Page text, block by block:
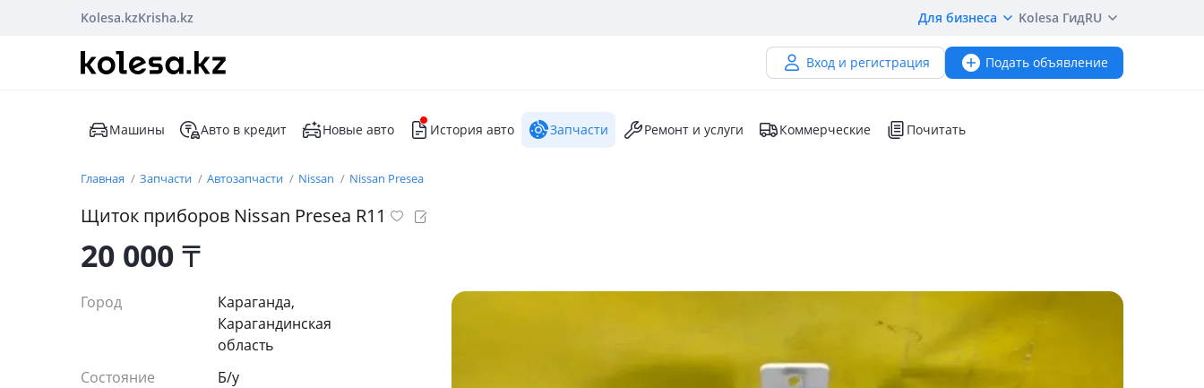
Kolesa.kzKrisha.kz Для бизнеса Kolesa ГидRU
Вход и регистрация Подать объявление
Машины Авто в кредит Новые авто История авто Запчасти Ремонт и услуги Коммерческие Почитать
Главная Запчасти Автозапчасти Nissan Nissan Presea
Щиток приборов Nissan Presea R11
20 000₸
Город
Караганда,
Карагандинская
область
Состояние
Б/y